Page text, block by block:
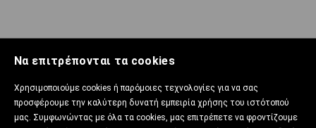
Να επιτρέπονται τα cookies
Χρησιμοποιούμε cookies ή παρόμοιες τεχνολογίες για να σας
προσφέρουμε την καλύτερη δυνατή εμπειρία χρήσης του ιστότοπού
μας. Συμφωνώντας με όλα τα cookies, μας επιτρέπετε να φροντίζουμε